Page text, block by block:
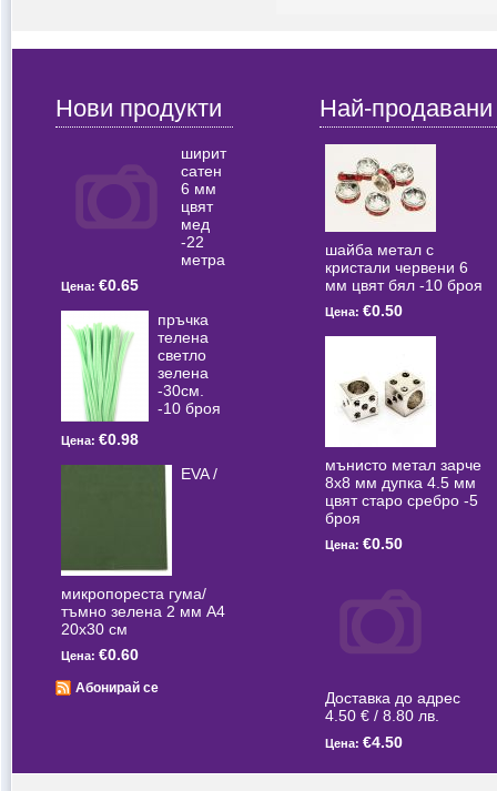
Нови продукти
ширит
сатен
6 мм
цвят
мед
-22
метра
Цена: €0.65
пръчка
телена
светлo
зелена
-30см.
-10 броя
Цена: €0.98
EVA /
микропореста гума/
тъмно зелена 2 мм А4
20x30 см
Цена: €0.60
Абонирай се
Най-продавани
шайба метал с
кристали червени 6
мм цвят бял -10 броя
Цена: €0.50
мънисто метал зарче
8x8 мм дупка 4.5 мм
цвят старо сребро -5
броя
Цена: €0.50
Доставка до адрес
4.50 € / 8.80 лв.
Цена: €4.50